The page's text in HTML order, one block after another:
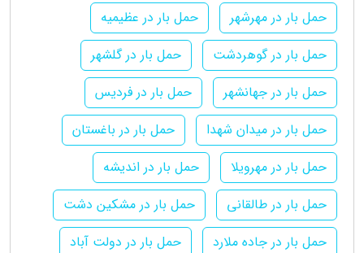
حمل بار در مهرشهر
حمل بار در عظیمیه
حمل بار در گوهردشت
حمل بار در گلشهر
حمل بار در جهانشهر
حمل بار در فردیس
حمل بار در میدان شهدا
حمل بار در باغستان
حمل بار در مهرویلا
حمل بار در اندیشه
حمل بار در طالقانی
حمل بار در مشکین دشت
حمل بار در جاده ملارد
حمل بار در دولت آباد